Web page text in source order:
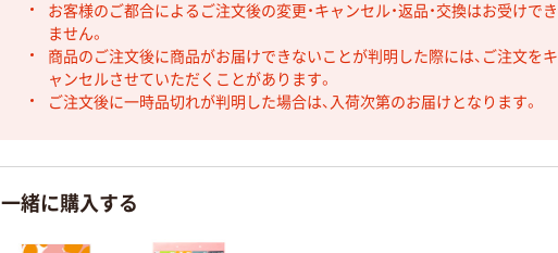
お客様のご都合によるご注文後の変更・キャンセル・返品・交換はお受けでき
ません。
商品のご注文後に商品がお届けできないことが判明した際には、ご注文をキ
ャンセルさせていただくことがあります。
ご注文後に一時品切れが判明した場合は、入荷次第のお届けとなります。
一緒に購入する